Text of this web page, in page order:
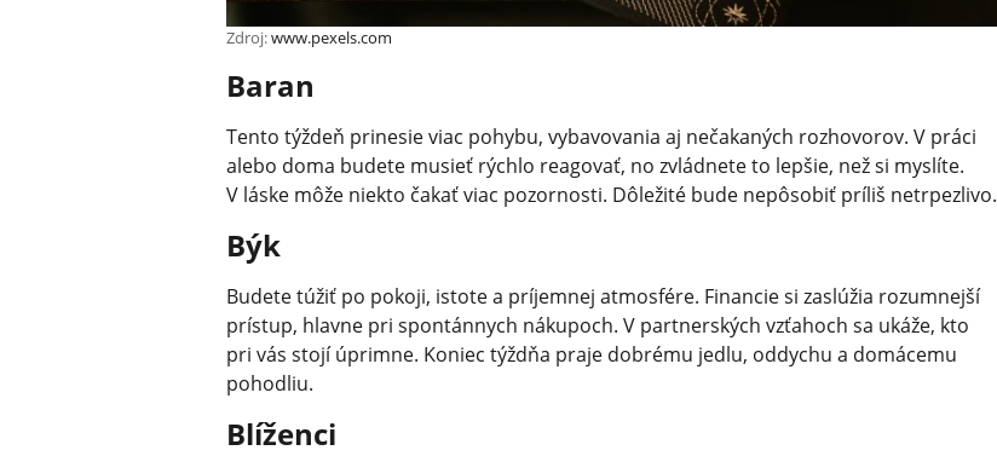
Zdroj:www.pexels.com
Baran
Tento týždeň prinesie viac pohybu, vybavovania aj nečakaných rozhovorov. V práci
alebo doma budete musieť rýchlo reagovať, no zvládnete to lepšie, než si myslíte.
V láske môže niekto čakať viac pozornosti. Dôležité bude nepôsobiť príliš netrpezlivo.
Býk
Budete túžiť po pokoji, istote a príjemnej atmosfére. Financie si zaslúžia rozumnejší
prístup, hlavne pri spontánnych nákupoch. V partnerských vzťahoch sa ukáže, kto
pri vás stojí úprimne. Koniec týždňa praje dobrému jedlu, oddychu a domácemu
pohodliu.
Blíženci